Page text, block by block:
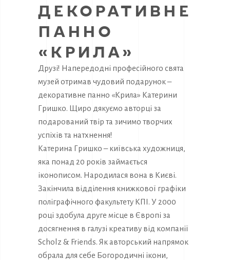
ДЕКОРАТИВНЕ
ПАННО
«КРИЛА»
Друзі! Напередодні професійного свята
музей отримав чудовий подарунок –
декоративне панно «Крила» Катерини
Гришко. Щиро дякуємо авторці за
подарований твір та зичимо творчих
успіхів та натхнення!
Катерина Гришко – київська художниця,
яка понад 20 років займається
іконописом. Народилася вона в Києві.
Закінчила відділення книжкової графіки
поліграфічного факультету КПІ. У 2000
році здобула друге місце в Європі за
досягнення в галузі креативу від компанії
Scholz & Friends. Як авторський напрямок
обрала для себе Богородичні ікони,